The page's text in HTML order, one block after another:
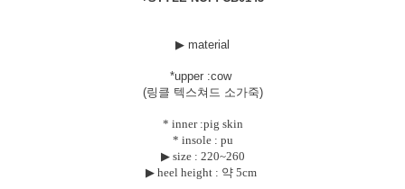
▶ material
*upper :cow
(링클 텍스쳐드 소가죽)
* inner :pig skin
* insole : pu
▶ size : 220~260
▶ heel height : 약 5cm